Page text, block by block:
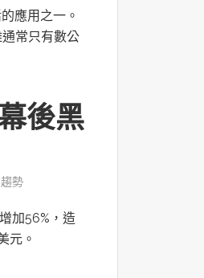
應用之一。
常只有數公
後黑
勢
加56%，造
元。